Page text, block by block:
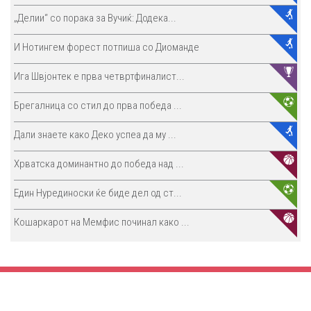
„Делии“ со порака за Вучиќ: Додека...
И Нотингем форест потпиша со Диоманде
Ига Швјонтек е прва четвртфиналист...
Брегалница со стил до прва победа ...
Дали знаете како Деко успеа да му ...
Хрватска доминантно до победа над ...
Един Нурединоски ќе биде дел од ст...
Кошаркарот на Мемфис починал како ...